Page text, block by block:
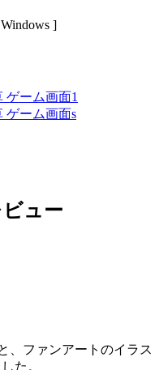
]
ュー
、ファンアートのイラス
た。